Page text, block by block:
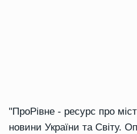
"ПроРівне - ресурс про
новини України та Світу.